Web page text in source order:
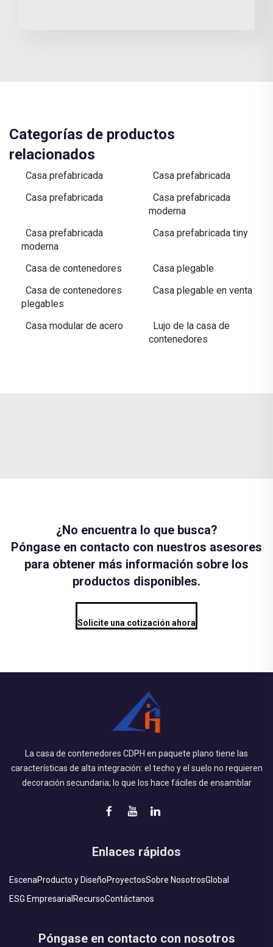
Categorías de productos
relacionados
Casa prefabricada
Casa prefabricada
Casa prefabricada
Casa prefabricada
moderna
Casa prefabricada
moderna
Casa prefabricada tiny
Casa de contenedores
Casa plegable
Casa de contenedores
plegables
Casa plegable en venta
Casa modular de acero
Lujo de la casa de
contenedores
¿No encuentra lo que busca?
Póngase en contacto con nuestros asesores
para obtener más información sobre los
productos disponibles.
Solicite una cotización ahora
La casa de contenedores CDPH en paquete plano tiene las
características de alta integración: el techo y el suelo no requieren
decoración secundaria; lo que los hace fáciles de ensamblar
Enlaces rápidos
EscenaProducto y DiseñoProyectosSobre NosotrosGlobal
ESG Empresarial RecursoContáctanos
Póngase en contacto con nosotros